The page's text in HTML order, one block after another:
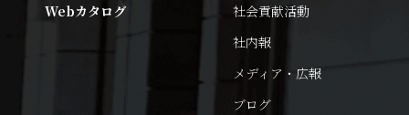
Webカタログ
社会貢献活動
社内報
メディア・広報
ブログ